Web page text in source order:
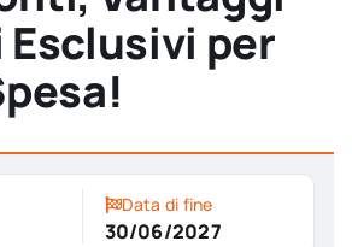
Esclusivi per
Data di fine
30/06/2027